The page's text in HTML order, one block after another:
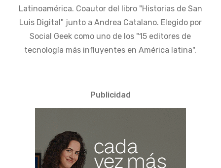
Latinoamérica. Coautor del libro "Historias de San
Luis Digital" junto a Andrea Catalano. Elegido por
Social Geek como uno de los "15 editores de
tecnología más influyentes en América latina".
Publicidad